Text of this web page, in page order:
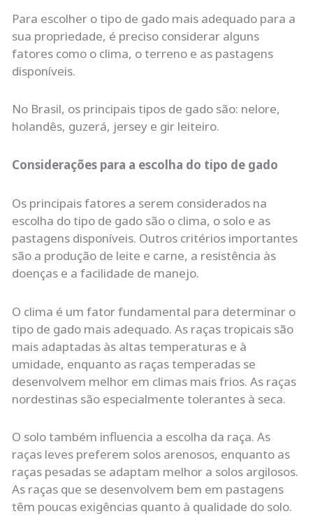
Para escolher o tipo de gado mais adequado para a
sua propriedade, é preciso considerar alguns
fatores como o clima, o terreno e as pastagens
disponíveis.
No Brasil, os principais tipos de gado são: nelore,
holandês, guzerá, jersey e gir leiteiro.
Considerações para a escolha do tipo de gado
Os principais fatores a serem considerados na
escolha do tipo de gado são o clima, o solo e as
pastagens disponíveis. Outros critérios importantes
são a produção de leite e carne, a resistência às
doenças e a facilidade de manejo.
O clima é um fator fundamental para determinar o
tipo de gado mais adequado. As raças tropicais são
mais adaptadas às altas temperaturas e à
umidade, enquanto as raças temperadas se
desenvolvem melhor em climas mais frios. As raças
nordestinas são especialmente tolerantes à seca.
O solo também influencia a escolha da raça. As
raças leves preferem solos arenosos, enquanto as
raças pesadas se adaptam melhor a solos argilosos.
As raças que se desenvolvem bem em pastagens
têm poucas exigências quanto à qualidade do solo.